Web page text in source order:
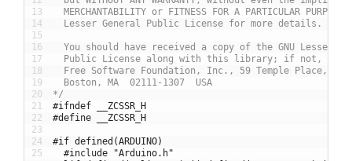
13
14
15
16
17
18
19
20
21
22
23
24
25
MERCHANTABILITY or FITNESS FOR A PARTICULAR
Lesser General Public License for more details.
You should have received a copy of the GNU Lesser
Public License along with this library; if not,
Free Software Foundation, Inc., 59 Temple Place,
Boston, MA  02111-1307  USA
*/
#ifndef __ZCSSR_H
#define __ZCSSR_H
#if defined(ARDUINO)
#include "Arduino.h"